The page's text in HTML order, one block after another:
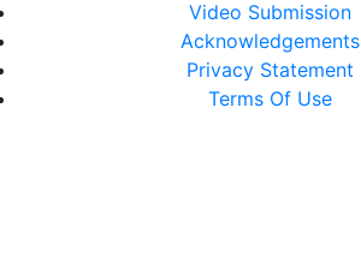
Video Submission
Acknowledgements
Privacy Statement
Terms Of Use